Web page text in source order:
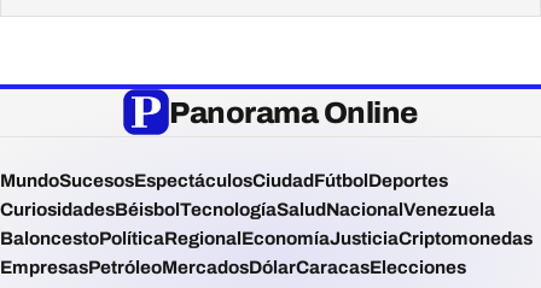
Panorama Online
MundoSucesosEspectáculosCiudadFútbol Deportes
CuriosidadesBéisbol TecnologíaSaludNacional Venezuela
BaloncestoPolíticaRegional EconomíaJusticiaCriptomonedas
EmpresasPetróleoMercadosDólarCaracasElecciones